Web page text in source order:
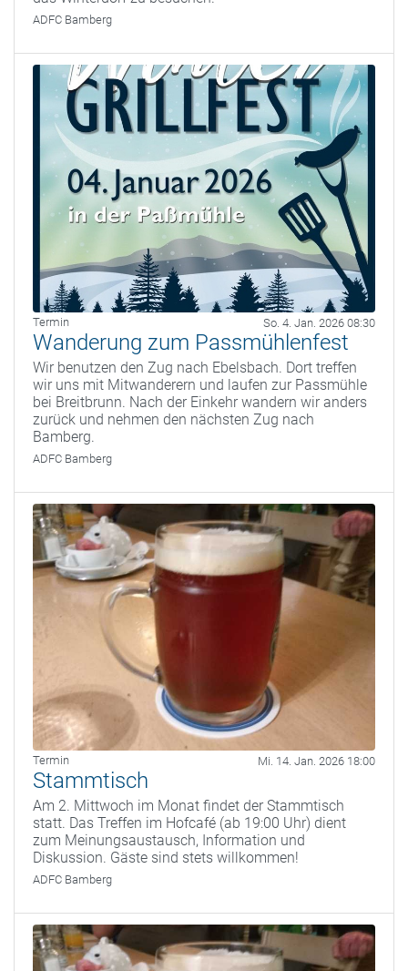
ADFC Bamberg
Termin So. 4. Jan. 2026 08:30
Wanderung zum Passmühlenfest
Wir benutzen den Zug nach Ebelsbach. Dort treffen
wir uns mit Mitwanderern und laufen zur Passmühle
bei Breitbrunn. Nach der Einkehr wandern wir anders
zurück und nehmen den nächsten Zug nach
Bamberg.
ADFC Bamberg
Termin Mi. 14. Jan. 2026 18:00
Stammtisch
Am 2. Mittwoch im Monat findet der Stammtisch
statt. Das Treffen im Hofcafé (ab 19:00 Uhr) dient
zum Meinungsaustausch, Information und
Diskussion. Gäste sind stets willkommen!
ADFC Bamberg